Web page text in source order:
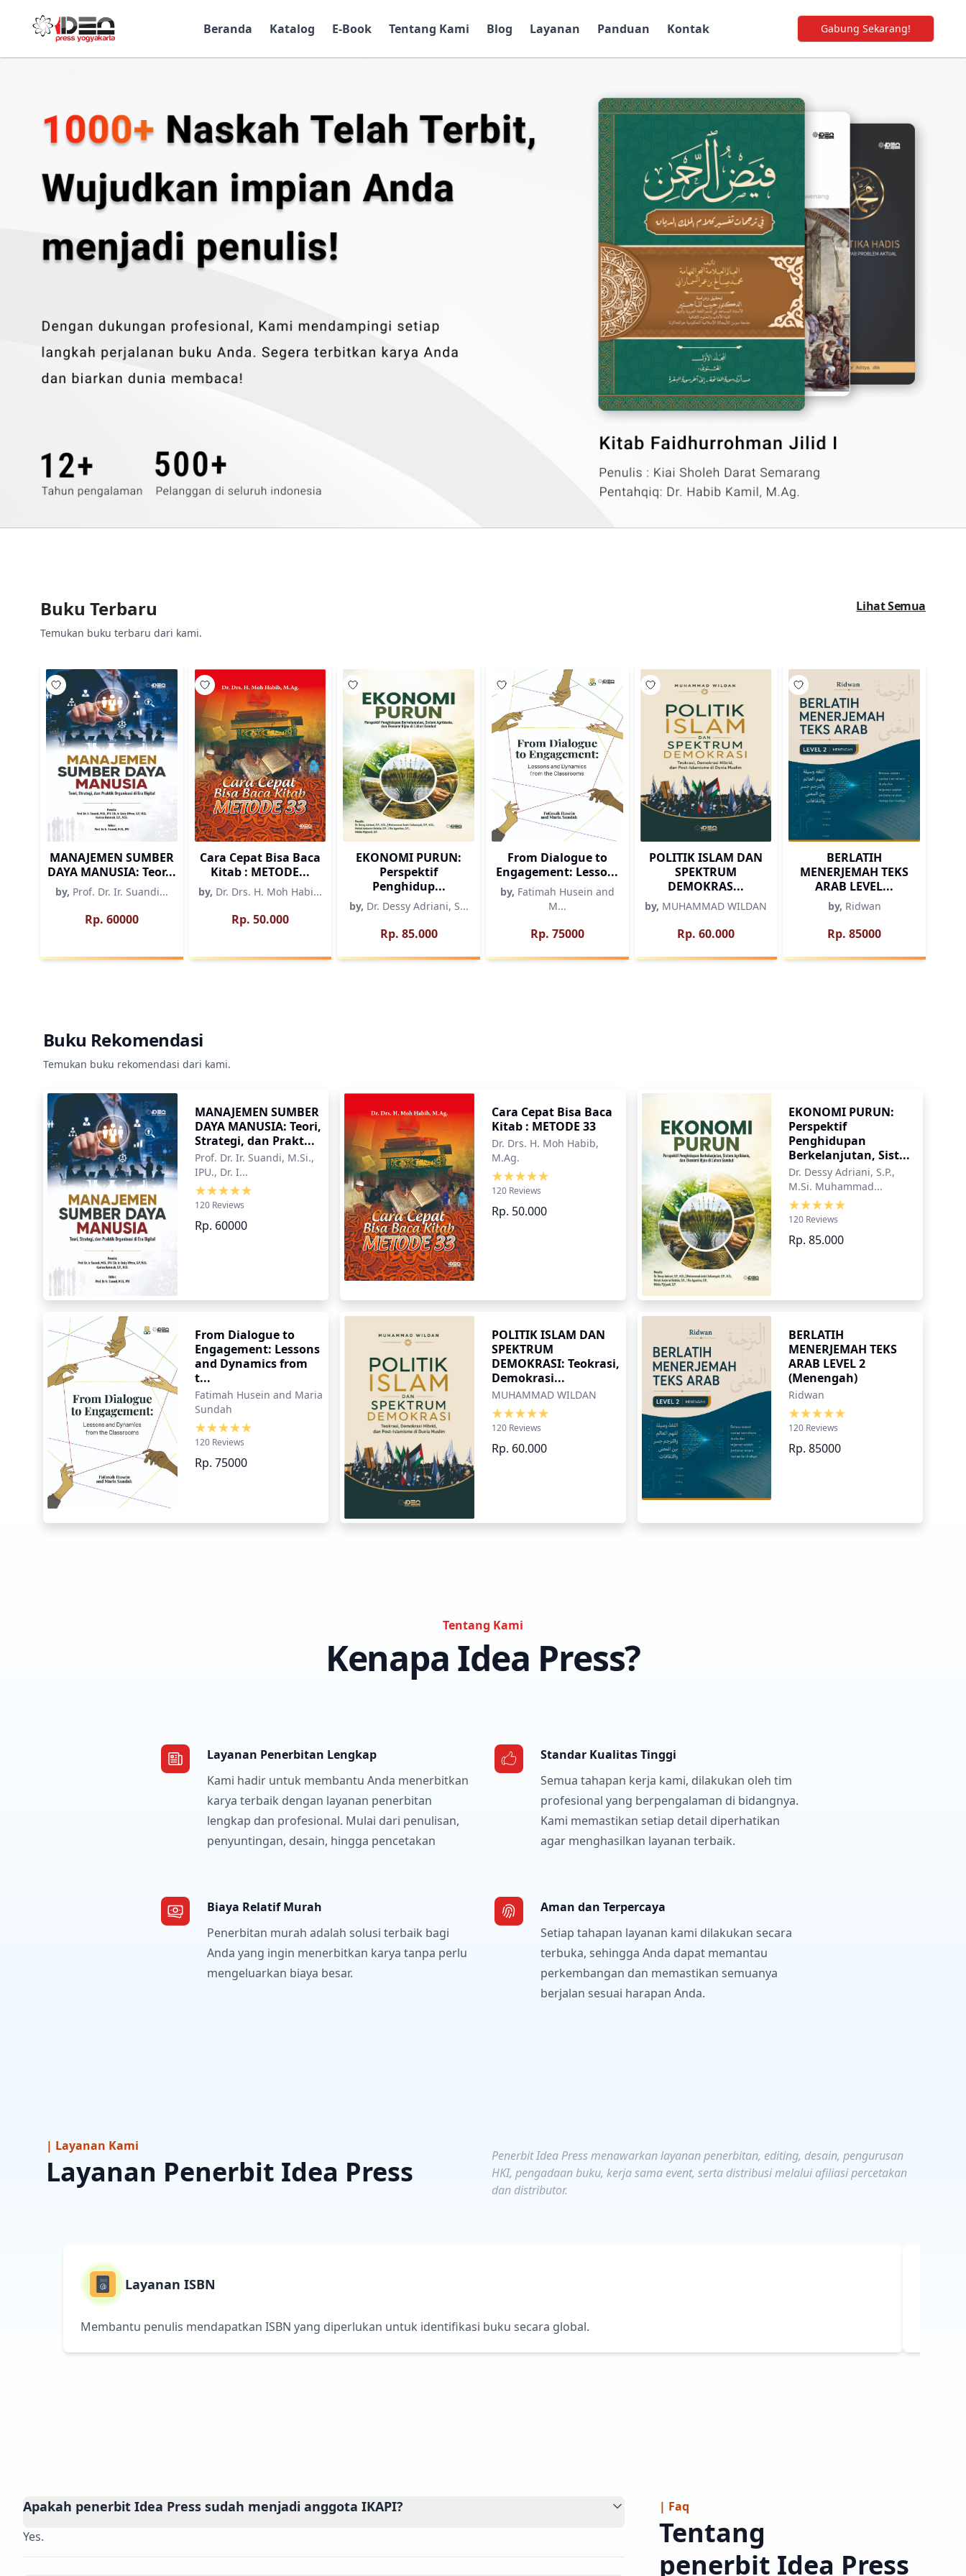
Beranda Katalog E-Book Tentang Kami Blog Layanan Panduan Kontak Gabung Sekarang!
Buku Terbaru
Temukan buku terbaru dari kami.
Lihat Semua
Wishlist
MANAJEMEN SUMBER
DAYA MANUSIA: Teor...
by, Prof. Dr. Ir. Suandi...
Rp. 60000
Wishlist
Cara Cepat Bisa Baca
Kitab : METODE...
by, Dr. Drs. H. Moh Habi...
Rp. 50.000
Wishlist
EKONOMI PURUN:
Perspektif
Penghidup...
by, Dr. Dessy Adriani, S...
Rp. 85.000
Wishlist
From Dialogue to
Engagement: Lesso...
by, Fatimah Husein and
M...
Rp. 75000
Wishlist
POLITIK ISLAM DAN
SPEKTRUM
DEMOKRAS...
by, MUHAMMAD WILDAN
Rp. 60.000
Wishlist
BERLATIH
MENERJEMAH TEKS
ARAB LEVEL...
by, Ridwan
Rp. 85000
Buku Rekomendasi
Temukan buku rekomendasi dari kami.
MANAJEMEN SUMBER
DAYA MANUSIA: Teori,
Strategi, dan Prakt...
Prof. Dr. Ir. Suandi, M.Si.,
IPU., Dr. I...
120 Reviews
Rp. 60000
Cara Cepat Bisa Baca
Kitab : METODE 33
Dr. Drs. H. Moh Habib,
M.Ag.
120 Reviews
Rp. 50.000
EKONOMI PURUN:
Perspektif
Penghidupan
Berkelanjutan, Sist...
Dr. Dessy Adriani, S.P.,
M.Si. Muhammad...
120 Reviews
Rp. 85.000
From Dialogue to
Engagement: Lessons
and Dynamics from
t...
Fatimah Husein and Maria
Sundah
120 Reviews
Rp. 75000
POLITIK ISLAM DAN
SPEKTRUM
DEMOKRASI: Teokrasi,
Demokrasi...
MUHAMMAD WILDAN
120 Reviews
Rp. 60.000
BERLATIH
MENERJEMAH TEKS
ARAB LEVEL 2
(Menengah)
Ridwan
120 Reviews
Rp. 85000
Tentang Kami
Kenapa Idea Press?
Layanan Penerbitan Lengkap
Kami hadir untuk membantu Anda menerbitkan
karya terbaik dengan layanan penerbitan
lengkap dan profesional. Mulai dari penulisan,
penyuntingan, desain, hingga pencetakan
Standar Kualitas Tinggi
Semua tahapan kerja kami, dilakukan oleh tim
profesional yang berpengalaman di bidangnya.
Kami memastikan setiap detail diperhatikan
agar menghasilkan layanan terbaik.
Biaya Relatif Murah
Penerbitan murah adalah solusi terbaik bagi
Anda yang ingin menerbitkan karya tanpa perlu
mengeluarkan biaya besar.
Aman dan Terpercaya
Setiap tahapan layanan kami dilakukan secara
terbuka, sehingga Anda dapat memantau
perkembangan dan memastikan semuanya
berjalan sesuai harapan Anda.
| Layanan Kami
Layanan Penerbit Idea Press
Penerbit Idea Press menawarkan layanan penerbitan, editing, desain, pengurusan
HKI, pengadaan buku, kerja sama event, serta distribusi melalui afiliasi percetakan
dan distributor.
Layanan ISBN
Membantu penulis mendapatkan ISBN yang diperlukan untuk identifikasi buku secara global.
Apakah penerbit Idea Press sudah menjadi anggota IKAPI?
Yes.
| Faq
Tentang
penerbit Idea Press